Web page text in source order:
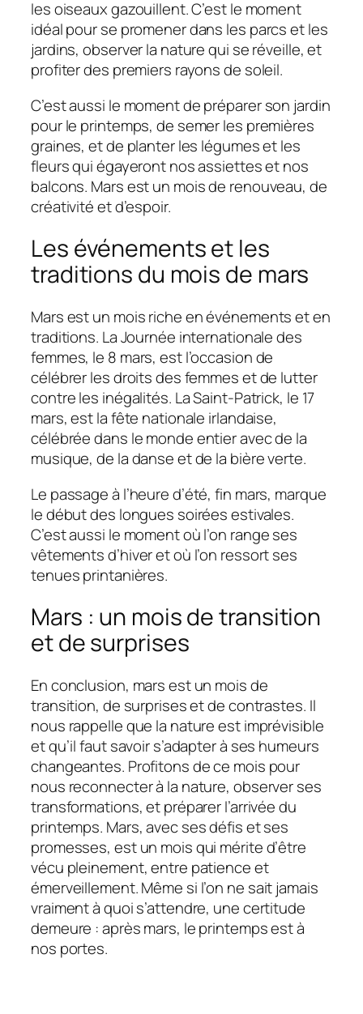
les oiseaux gazouillent. C’est le moment
idéal pour se promener dans les parcs et les
jardins, observer la nature qui se réveille, et
profiter des premiers rayons de soleil.
C’est aussi le moment de préparer son jardin
pour le printemps, de semer les premières
graines, et de planter les légumes et les
fleurs qui égayeront nos assiettes et nos
balcons. Mars est un mois de renouveau, de
créativité et d’espoir.
Les événements et les
traditions du mois de mars
Mars est un mois riche en événements et en
traditions. La Journée internationale des
femmes, le 8 mars, est l’occasion de
célébrer les droits des femmes et de lutter
contre les inégalités. La Saint-Patrick, le 17
mars, est la fête nationale irlandaise,
célébrée dans le monde entier avec de la
musique, de la danse et de la bière verte.
Le passage à l’heure d’été, fin mars, marque
le début des longues soirées estivales.
C’est aussi le moment où l’on range ses
vêtements d’hiver et où l’on ressort ses
tenues printanières.
Mars : un mois de transition
et de surprises
En conclusion, mars est un mois de
transition, de surprises et de contrastes. Il
nous rappelle que la nature est imprévisible
et qu’il faut savoir s’adapter à ses humeurs
changeantes. Profitons de ce mois pour
nous reconnecter à la nature, observer ses
transformations, et préparer l’arrivée du
printemps. Mars, avec ses défis et ses
promesses, est un mois qui mérite d’être
vécu pleinement, entre patience et
émerveillement. Même si l’on ne sait jamais
vraiment à quoi s’attendre, une certitude
demeure : après mars, le printemps est à
nos portes.